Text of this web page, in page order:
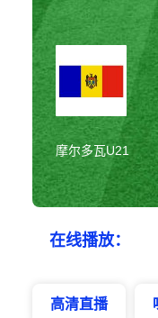
摩尔多瓦U21
在线播放：
高清直播